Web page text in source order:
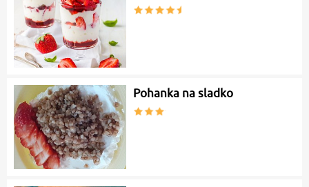
Pohanka na sladko